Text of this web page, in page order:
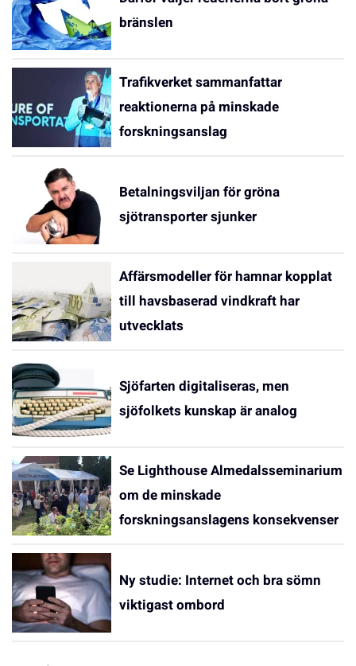
bränslen
Trafikverket sammanfattar
reaktionerna på minskade
forskningsanslag
Betalningsviljan för gröna
sjötransporter sjunker
Affärsmodeller för hamnar kopplat
till havsbaserad vindkraft har
utvecklats
Sjöfarten digitaliseras, men
sjöfolkets kunskap är analog
Se Lighthouse Almedalsseminarium
om de minskade
forskningsanslagens konsekvenser
Ny studie: Internet och bra sömn
viktigast ombord